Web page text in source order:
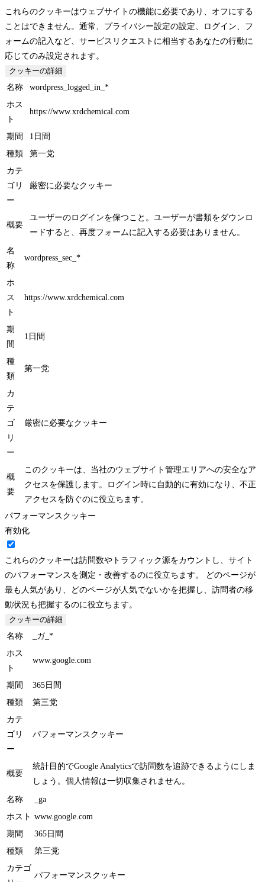
これらのクッキーはウェブサイトの機能に必要であり、オフにする
ことはできません。通常、プライバシー設定の設定、ログイン、フ
ォームの記入など、サービスリクエストに相当するあなたの行動に
応じてのみ設定されます。
クッキーの詳細
名称
wordpress_logged_in_*
ホス
ト
https://www.xrdchemical.com
期間
1日間
種類
第一党
カテ
ゴリ
ー
厳密に必要なクッキー
概要
ユーザーのログインを保つこと。ユーザーが書類をダウンロ
ードすると、再度フォームに記入する必要はありません。
名
称
wordpress_sec_*
ホ
ス
ト
https://www.xrdchemical.com
期
間
1日間
種
類
第一党
カ
テ
ゴ
リ
ー
厳密に必要なクッキー
概
要
このクッキーは、当社のウェブサイト管理エリアへの安全なア
クセスを保護します。ログイン時に自動的に有効になり、不正
アクセスを防ぐのに役立ちます。
パフォーマンスクッキー
有効化
これらのクッキーは訪問数やトラフィック源をカウントし、サイト
のパフォーマンスを測定・改善するのに役立ちます。 どのページが
最も人気があり、どのページが人気でないかを把握し、訪問者の移
動状況も把握するのに役立ちます。
クッキーの詳細
名称
_ガ_*
ホス
ト
www.google.com
期間
365日間
種類
第三党
カテ
ゴリ
ー
パフォーマンスクッキー
概要
統計目的でGoogle Analyticsで訪問数を追跡できるようにしま
しょう。個人情報は一切収集されません。
名称
_ga
ホスト www.google.com
期間
365日間
種類
第三党
カテゴ
パフォーマンスクッキー